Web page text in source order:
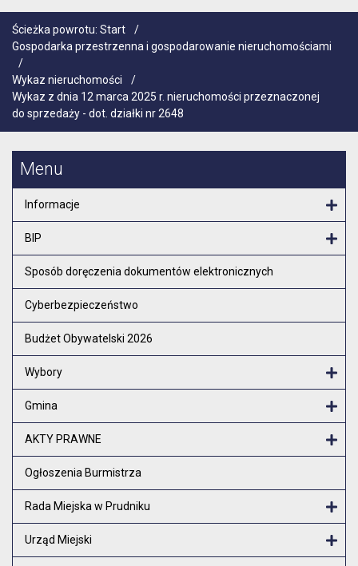
Ścieżka powrotu: Start
/
Gospodarka przestrzenna i gospodarowanie nieruchomościami
/
Wykaz nieruchomości
/
Wykaz z dnia 12 marca 2025 r. nieruchomości przeznaczonej
do sprzedaży - dot. działki nr 2648
Menu
Informacje
BIP
Sposób doręczenia dokumentów elektronicznych
Cyberbezpieczeństwo
Budżet Obywatelski 2026
Wybory
Gmina
AKTY PRAWNE
Ogłoszenia Burmistrza
Rada Miejska w Prudniku
Urząd Miejski